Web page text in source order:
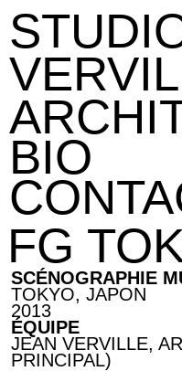
BIO
FG
SCÉNOGRAPHIE
TOKYO, JAPON
2013
ÉQUIPE
JEAN VERVILLE,
PRINCIPAL)